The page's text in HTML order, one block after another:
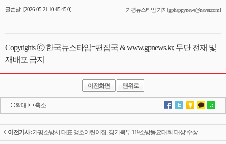
글쓴날 : [2026-05-21 10:45:45.0] 가평뉴스타임 기자[gphappynews@naver.com]
Copyrights ⓒ 한국뉴스타임=편집국 & www.gpnews.kr, 무단 전재 및
재배포 금지
이전화면 맨위로
확대l 축소
이전기사 :가평소방서 대표 맹호어린이집, 경기북부 119소방동요대회 '대상' 수상